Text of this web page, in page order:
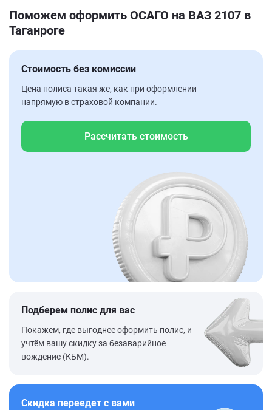
Поможем оформить ОСАГО на ВАЗ 2107 в
Таганроге
Стоимость без комиссии
Цена полиса такая же, как при оформлении
напрямую в страховой компании.
Рассчитать стоимость
Подберем полис для вас
Покажем, где выгоднее оформить полис, и
учтём вашу скидку за безаварийное
вождение (КБМ).
Скидка переедет с вами